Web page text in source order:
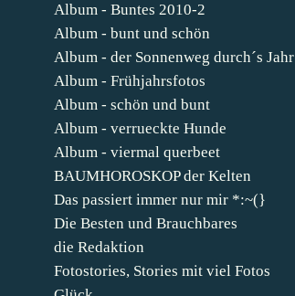
Album - Buntes 2010-2
Album - bunt und schön
Album - der Sonnenweg durch´s Jahr
Album - Frühjahrsfotos
Album - schön und bunt
Album - verrueckte Hunde
Album - viermal querbeet
BAUMHOROSKOP der Kelten
Das passiert immer nur mir *:~(}
Die Besten und Brauchbares
die Redaktion
Fotostories, Stories mit viel Fotos